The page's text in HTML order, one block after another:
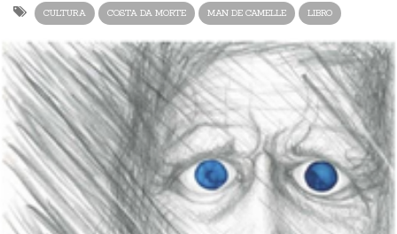
CULTURA COSTA DA MORTE MAN DE CAMELLE LIBRO